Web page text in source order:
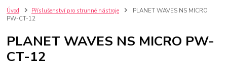
Úvod Příslušenství pro strunné nástroje
PLANET WAVES NS MICRO
PW-CT-12
PLANET WAVES NS MICRO PW-
CT-12